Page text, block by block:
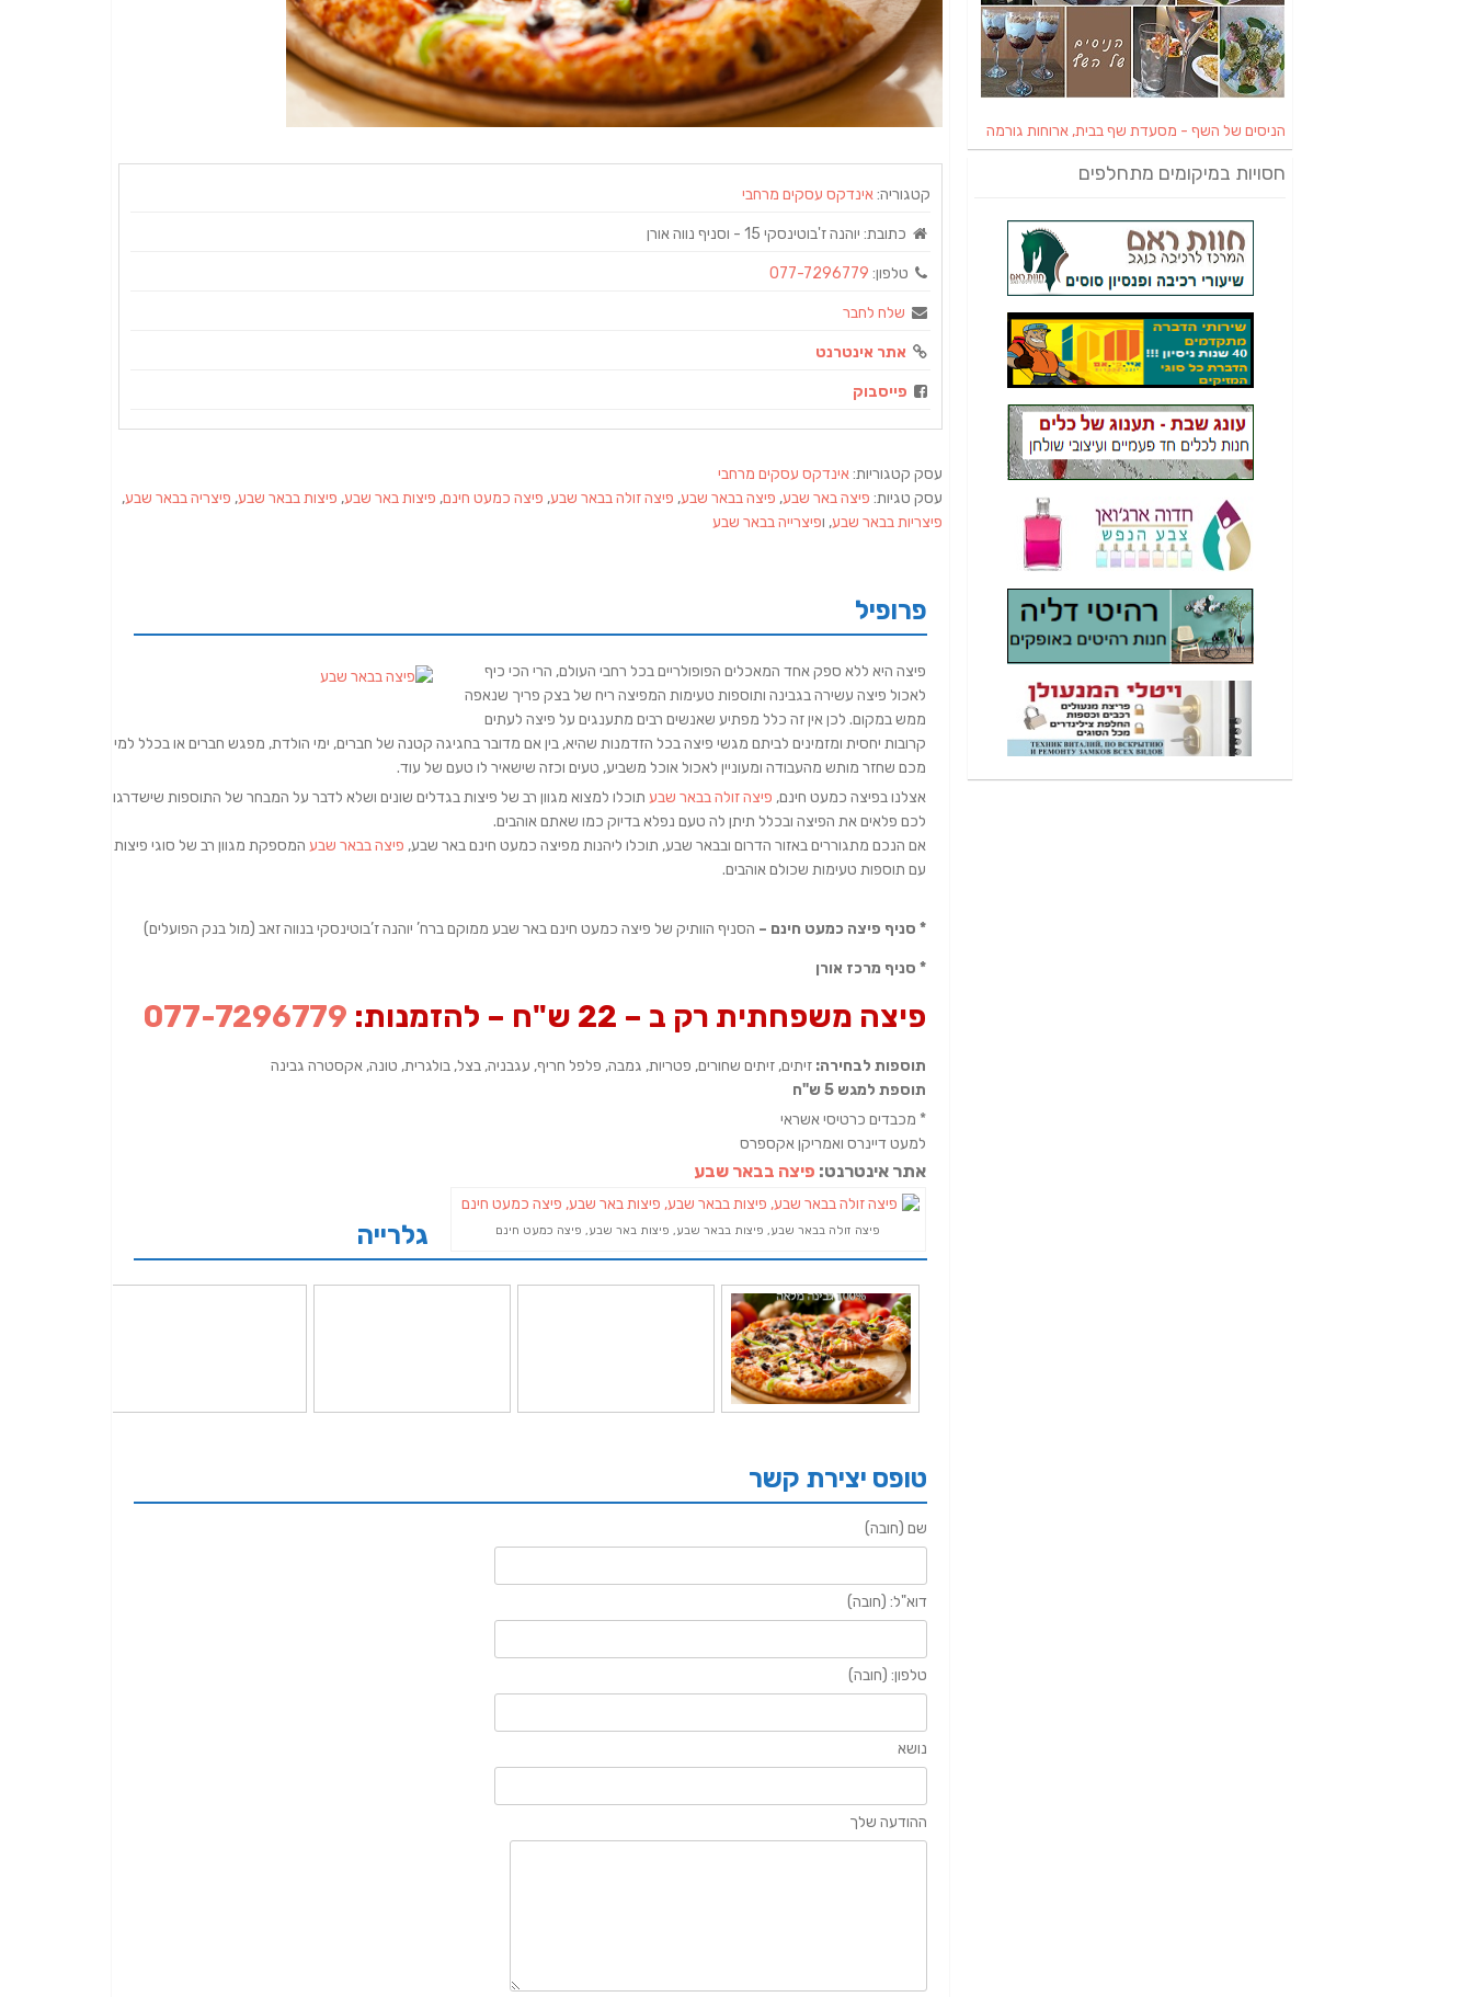
קטגוריה:אינדקס עסקים מרחבי
כתובת: יוהנה ז'בוטינסקי 15 - וסניף נווה אורן
טלפון: 077-7296779
שלח לחבר
אתר אינטרנט
פייסבוק
עסק קטגוריות:אינדקס עסקים מרחבי
עסק טגיות: פיצה באר שבע, פיצה בבאר שבע, פיצה זולה בבאר שבע, פיצה כמעט חינם, פיצות באר שבע, פיצות בבאר שבע, פיצריה בבאר שבע,
פיצריות בבאר שבע, ופיצרייה בבאר שבע
פרופיל
פיצה היא ללא ספק אחד המאכלים הפופולריים בכל רחבי העולם, הרי הכי כיף
לאכול פיצה עשירה בגבינה ותוספות טעימות המפיצה ריח של בצק פריך שנאפה
ממש במקום. לכן אין זה כלל מפתיע שאנשים רבים מתענגים על פיצה לעתים
קרובות יחסית ומזמינים לביתם מגשי פיצה בכל הזדמנות שהיא, בין אם מדובר בחגיגה קטנה של חברים, ימי הולדת, מפגש חברים או בכלל למי
מכם שחזר מותש מהעבודה ומעוניין לאכול אוכל משביע, טעים וכזה שישאיר לו טעם של עוד.
אצלנו בפיצה כמעט חינם, פיצה זולה בבאר שבע תוכלו למצוא מגוון רב של פיצות בגדלים שונים ושלא לדבר על המבחר של התוספות שישדרגו
לכם פלאים את הפיצה ובכלל תיתן לה טעם נפלא בדיוק כמו שאתם אוהבים.
אם הנכם מתגוררים באזור הדרום ובבאר שבע, תוכלו ליהנות מפיצה כמעט חינם באר שבע, פיצה בבאר שבע המספקת מגוון רב של סוגי פיצות
עם תוספות טעימות שכולם אוהבים.
* סניף פיצה כמעט חינם – הסניף הוותיק של פיצה כמעט חינם באר שבע ממוקם ברח’ יוהנה ז’בוטינסקי בנווה זאב (מול בנק הפועלים)
* סניף מרכז אורן
פיצה משפחתית רק ב – 22 ש"ח – להזמנות: 077-7296779
תוספות לבחירה: זיתים, זיתים שחורים, פטריות, גמבה, פלפל חריף, עגבניה, בצל, בולגרית, טונה, אקסטרה גבינה
תוספת למגש 5 ש"ח
* מכבדים כרטיסי אשראי
למעט דיינרס ואמריקן אקספרס
אתר אינטרנט: פיצה בבאר שבע
פיצה זולה בבאר שבע, פיצות בבאר שבע, פיצות באר שבע, פיצה כמעט חינם גלרייה
טופס יצירת קשר
שם (חובה)
דוא"ל: (חובה)
טלפון: (חובה)
נושא
ההודעה שלך
הניסים של השף - מסעדת שף בבית, ארוחות גורמה
חסויות במיקומים מתחלפים